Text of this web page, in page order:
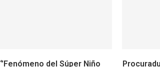
‘’Fenómeno del Súper Niño